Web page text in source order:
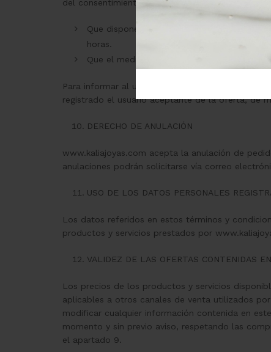
del consentimiento. Para dar por validada la
Que dispone de los productos solicitados
horas.
Que el medio de pago ofrecido por el
Para informar al usuario o consumidor acerca
registrado el usuario aceptante de la oferta, de
DERECHO DE ANULACIÓN
www.kaliajoyas.com acepta la anulación de
anulaciones podrán solicitarse vía correo
USO DE LOS DATOS PERSONALES
Los datos referidos en estos términos y
productos y servicios prestados por
VALIDEZ DE LAS OFERTAS CONTENIDAS
Los precios de los productos y servicios
aplicables a otros canales de venta utilizados
modificar cualquier información contenida en
momento y sin previo aviso, respetando las
el apartado 9.